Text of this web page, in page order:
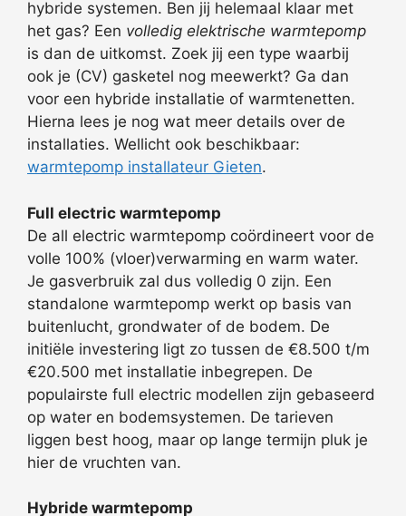
hybride systemen. Ben jij helemaal klaar met
het gas? Een volledig elektrische warmtepomp
is dan de uitkomst. Zoek jij een type waarbij
ook je (CV) gasketel nog meewerkt? Ga dan
voor een hybride installatie of warmtenetten.
Hierna lees je nog wat meer details over de
installaties. Wellicht ook beschikbaar:
warmtepomp installateur Gieten.
Full electric warmtepomp
De all electric warmtepomp coördineert voor de
volle 100% (vloer)verwarming en warm water.
Je gasverbruik zal dus volledig 0 zijn. Een
standalone warmtepomp werkt op basis van
buitenlucht, grondwater of de bodem. De
initiële investering ligt zo tussen de €8.500 t/m
€20.500 met installatie inbegrepen. De
populairste full electric modellen zijn gebaseerd
op water en bodemsystemen. De tarieven
liggen best hoog, maar op lange termijn pluk je
hier de vruchten van.
Hybride warmtepomp